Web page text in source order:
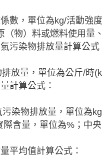
數，單位為kg/活動強
物）料或燃料使用量
污染物排放量計算公式
放量，單位為公斤/時
計算公式：
染物排放量，單位為
含量，單位為%；中
平均值計算公式：